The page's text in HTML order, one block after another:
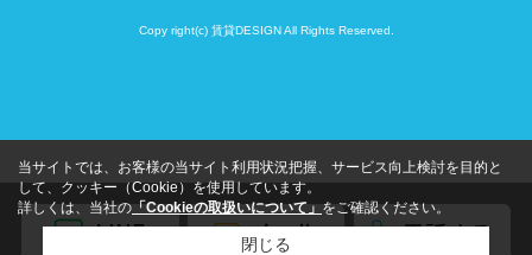
Copy right(c) 賃貸DESIGN All Rights Reserved.
当サイトでは、お客様の当サイト利用状況把握、サービス向上検討を目的と
して、クッキー（Cookie）を使用しています。
詳しくは、当社の 「Cookieの取扱いについて」 をご確認ください。
閉じる